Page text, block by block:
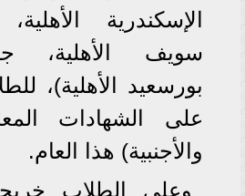
الإسكندرية
سويف الأهلية،
بورسعيد الأهلية)،
على الشهادات
والأجنبية) هذا العام.
وعلى الطلاب